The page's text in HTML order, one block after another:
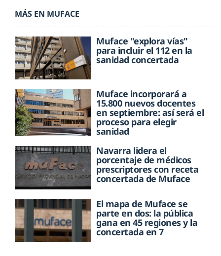
MÁS EN MUFACE
Muface "explora vías"
para incluir el 112 en la
sanidad concertada
Muface incorporará a
15.800 nuevos docentes
en septiembre: así será el
proceso para elegir
sanidad
Navarra lidera el
porcentaje de médicos
prescriptores con receta
concertada de Muface
El mapa de Muface se
parte en dos: la pública
gana en 45 regiones y la
concertada en 7